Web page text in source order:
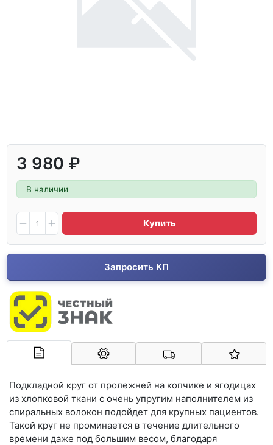
3 980 ₽
В наличии
Купить
Запросить КП
Арконт-Мед
Подкладной круг от пролежней на копчике и ягодицах
из хлопковой ткани с очень упругим наполнителем из
спиральных волокон подойдет для крупных пациентов.
Такой круг не проминается в течение длительного
времени даже под большим весом, благодаря